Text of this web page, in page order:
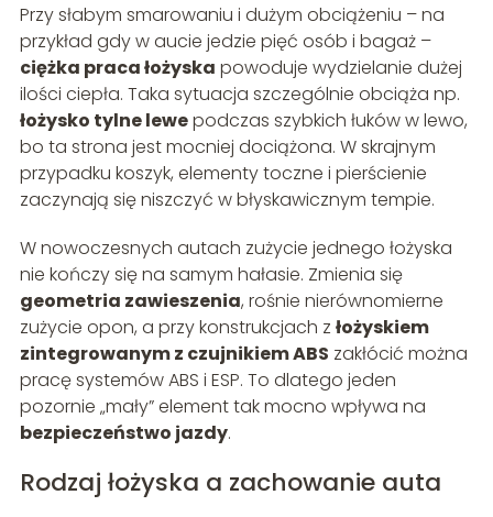
Przy słabym smarowaniu i dużym obciążeniu – na
przykład gdy w aucie jedzie pięć osób i bagaż –
ciężka praca łożyska powoduje wydzielanie dużej
ilości ciepła. Taka sytuacja szczególnie obciąża np.
łożysko tylne lewepodczas szybkich łuków w lewo,
bo ta strona jest mocniej dociążona. W skrajnym
przypadku koszyk, elementy toczne i pierścienie
zaczynają się niszczyć w błyskawicznym tempie.
W nowoczesnych autach zużycie jednego łożyska
nie kończy się na samym hałasie. Zmienia się
geometria zawieszenia, rośnie nierównomierne
zużycie opon, a przy konstrukcjach z łożyskiem
zintegrowanym z czujnikiem ABS zakłócić można
pracę systemów ABS i ESP. To dlatego jeden
pozornie „mały” element tak mocno wpływa na
bezpieczeństwo jazdy.
Rodzaj łożyska a zachowanie auta